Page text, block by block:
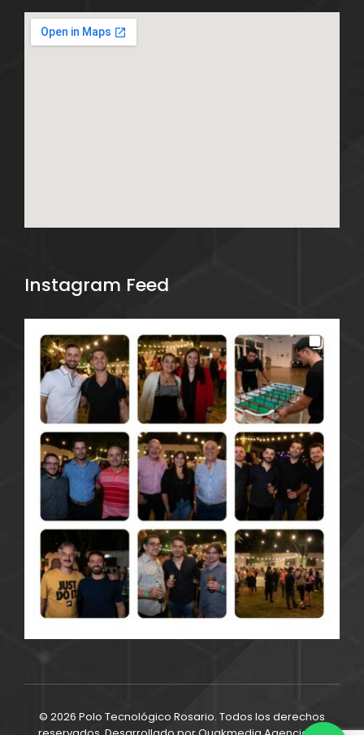
Instagram Feed
© 2026 Polo Tecnológico Rosario. Todos los derechos